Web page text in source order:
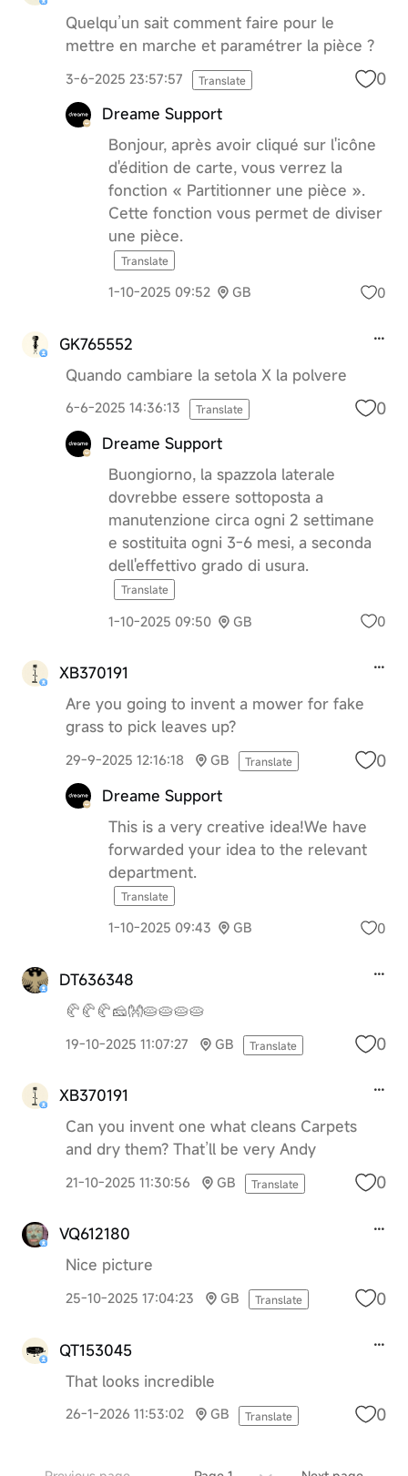
Quelqu’un sait comment faire pour le
mettre en marche et paramétrer la pièce ?
3-6-2025 23:57:57 Translate 0
Dreame Support
Bonjour, après avoir cliqué sur l'icône
d'édition de carte, vous verrez la
fonction « Partitionner une pièce ».
Cette fonction vous permet de diviser
une pièce.
Translate
1-10-2025 09:52 GB 0
GK765552
Quando cambiare la setola X la polvere
6-6-2025 14:36:13 Translate 0
Dreame Support
Buongiorno, la spazzola laterale
dovrebbe essere sottoposta a
manutenzione circa ogni 2 settimane
e sostituita ogni 3-6 mesi, a seconda
dell'effettivo grado di usura.
Translate
1-10-2025 09:50 GB 0
XB370191
Are you going to invent a mower for fake
grass to pick leaves up?
29-9-2025 12:16:18 GB Translate 0
Dreame Support
This is a very creative idea!We have
forwarded your idea to the relevant
department.
Translate
1-10-2025 09:43 GB 0
DT636348
🥐🥐🥐🧀👐🥧🥧🥧🥧
19-10-2025 11:07:27 GB Translate 0
XB370191
Can you invent one what cleans Carpets
and dry them? That’ll be very Andy
21-10-2025 11:30:56 GB Translate 0
VQ612180
Nice picture
25-10-2025 17:04:23 GB Translate 0
QT153045
That looks incredible
26-1-2026 11:53:02 GB Translate 0